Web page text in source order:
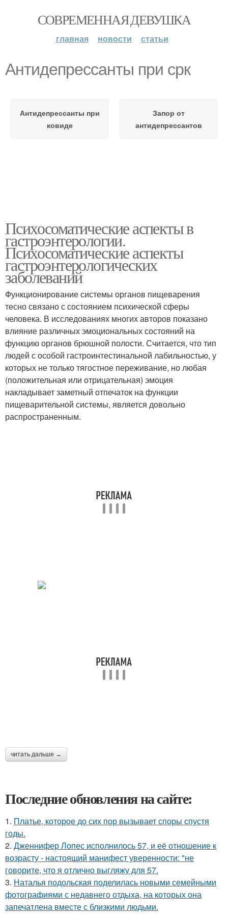
СОВРЕМЕННАЯ ДЕВУШКА
главная новости статьи
Антидепрессанты при срк
Антидепрессанты при
ковиде
Запор от
антидепрессантов
Психосоматические аспекты в
гастроэнтерологии.
Психосоматические аспекты
гастроэнтерологических
заболеваний
Функционирование системы органов пищеварения
тесно связано с состоянием психической сферы
человека. В исследованиях многих авторов показано
влияние различных эмоциональных состояний на
функцию органов брюшной полости. Считается, что тип
людей с особой гастроинтестинальной лабильностью, у
которых не только тягостное переживание, но любая
(положительная или отрицательная) эмоция
накладывает заметный отпечаток на функции
пищеварительной системы, является довольно
распространенным.
читать дальше →
Последние обновления на сайте:
1. Платье, которое до сих пор вызывает споры спустя
годы.
2. Дженнифер Лопес исполнилось 57, и её отношение к
возрасту - настоящий манифест уверенности: "не
говорите, что я отлично выгляжу для 57.
3. Наталья подольская поделилась новыми семейными
фотографиями с недавнего отдыха, на которых она
запечатлена вместе с близкими людьми.